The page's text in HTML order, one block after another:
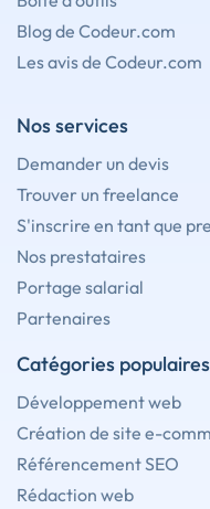
Blog de Codeur.com
Les avis de Codeur.com
Nos services
Demander un devis
Trouver un freelance
S'inscrire en tant que
Nos prestataires
Portage salarial
Partenaires
Catégories populaires
Développement web
Création de site e-
Référencement SEO
Rédaction web